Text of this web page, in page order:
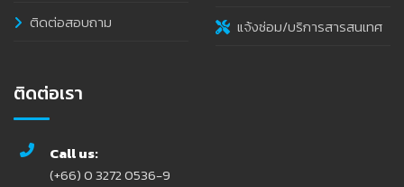
ติดต่อสอบถาม
แจ้งซ่อม/บริการสารสนเทศ
ติดต่อเรา
Call us:
(+66) 0 3272 0536-9